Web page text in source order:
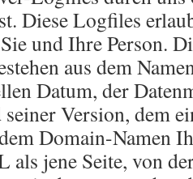
Diese Logfiles
und Ihre Person.
aus dem
Datum, der
Version, dem
Domain-Namen
als jene Seite, von